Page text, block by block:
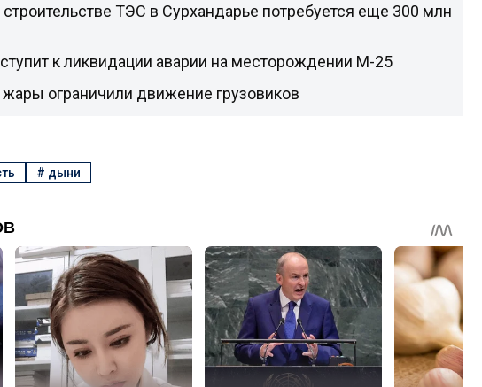
ТЭС в Сурхандарье потребуется еще 300 млн
к ликвидации аварии на месторождении М-25
ограничили движение грузовиков
# дыни